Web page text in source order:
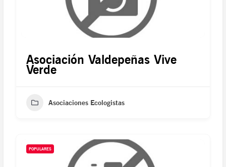
Asociación Valdepeñas Vive
Verde
Asociaciones Ecologistas
POPULARES